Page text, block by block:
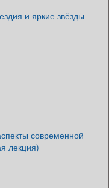
и яркие звёзды
современной
лекция)